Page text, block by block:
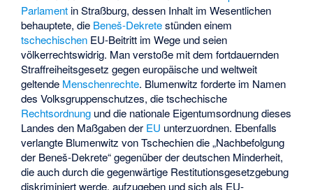
Parlament in Straßburg, dessen Inhalt im Wesentlichen
behauptete, die Beneš-Dekretestünden einem
tschechischen EU-Beitritt im Wege und seien
völkerrechtswidrig. Man verstoße mit dem fortdauernden
Straffreiheitsgesetz gegen europäische und weltweit
geltende Menschenrechte. Blumenwitz forderte im Namen
des Volksgruppenschutzes, die tschechische
Rechtsordnung und die nationale Eigentumsordnung dieses
Landes den Maßgaben der EU unterzuordnen. Ebenfalls
verlangte Blumenwitz von Tschechien die „Nachbefolgung
der Beneš-Dekrete“ gegenüber der deutschen Minderheit,
die auch durch die gegenwärtige Restitutionsgesetzgebung
diskriminiert werde, aufzugeben und sich als EU-